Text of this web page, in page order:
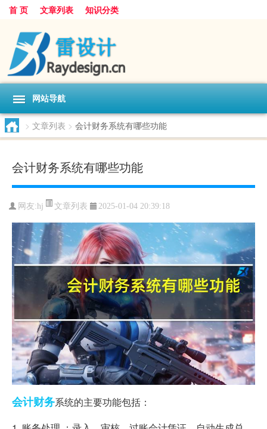
首 页 文章列表 知识分类
网站导航
> 文章列表 > 会计财务系统有哪些功能
会计财务系统有哪些功能
网友:hj 文章列表 2025-01-04 20:39:18
会计财务系统的主要功能包括：